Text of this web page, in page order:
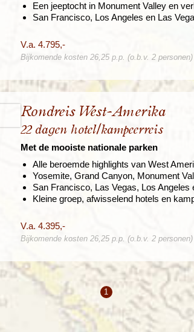
Een jeeptocht in Monument Valley en
San Francisco, Los Angeles en Las
V.a. 4.795,-
Bijkomende kosten 26,25 p.p. (o.b.v. 2 personen)
Rondreis West-Amerika
22 dagen hotel/kampeerreis
Met de mooiste nationale parken
Alle beroemde highlights van West
Yosemite, Grand Canyon, Monument
San Francisco, Las Vegas, Los Angeles
Kleine groep, afwisselend hotels en
V.a. 4.395,-
Bijkomende kosten 26,25 p.p. (o.b.v. 2 personen)
1